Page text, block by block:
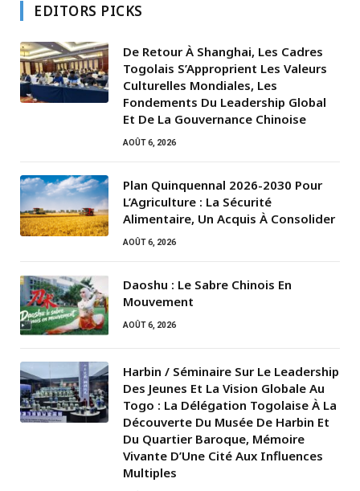
EDITORS PICKS
De Retour À Shanghai, Les Cadres
Togolais S’Approprient Les Valeurs
Culturelles Mondiales, Les
Fondements Du Leadership Global
Et De La Gouvernance Chinoise
AOÛT 6, 2026
Plan Quinquennal 2026-2030 Pour
L’Agriculture : La Sécurité
Alimentaire, Un Acquis À Consolider
AOÛT 6, 2026
Daoshu : Le Sabre Chinois En
Mouvement
AOÛT 6, 2026
Harbin / Séminaire Sur Le Leadership
Des Jeunes Et La Vision Globale Au
Togo : La Délégation Togolaise À La
Découverte Du Musée De Harbin Et
Du Quartier Baroque, Mémoire
Vivante D’Une Cité Aux Influences
Multiples